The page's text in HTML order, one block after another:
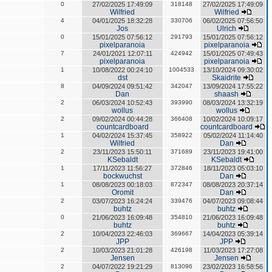
0 27/02/2025 17:49:09
Wilfried
318148 27/02/2025 17:49:09
Wilfried
4 04/01/2025 18:32:28
Jos
330706 06/02/2025 07:56:50
Ulrich
0 15/01/2025 07:56:12
pixelparanoia
291793 15/01/2025 07:56:12
pixelparanoia
7 24/01/2021 12:07:11
pixelparanoia
424942 15/01/2025 07:49:43
pixelparanoia
1 10/08/2022 00:24:10
dst
1004533 13/10/2024 09:30:02
Skaidrite
8 04/09/2024 09:51:42
Dan
342047 13/09/2024 17:55:22
shaash
2 06/03/2024 10:52:43
wollus
393990 08/03/2024 13:32:19
wollus
2 09/02/2024 00:44:28
countcardboard
366408 10/02/2024 10:09:17
countcardboard
1 04/02/2024 15:37:45
Wilfried
358922 05/02/2024 11:14:40
Dan
2 23/11/2023 15:50:11
KSebaldt
371689 23/11/2023 19:41:00
KSebaldt
1 17/11/2023 11:56:27
bockwuchst
372846 18/11/2023 05:03:10
Dan
1 08/08/2023 00:18:03
Oromit
872347 08/08/2023 20:37:14
Dan
2 03/07/2023 16:24:24
buhtz
339476 04/07/2023 09:08:44
buhtz
0 21/06/2023 16:09:48
buhtz
354810 21/06/2023 16:09:48
buhtz
2 10/04/2023 22:46:03
JPP
369667 14/04/2023 05:39:14
JPP
2 10/03/2023 21:01:28
Jensen
426198 11/03/2023 17:27:08
Jensen
2 04/07/2022 19:21:29 813096 23/02/2023 16:58:56